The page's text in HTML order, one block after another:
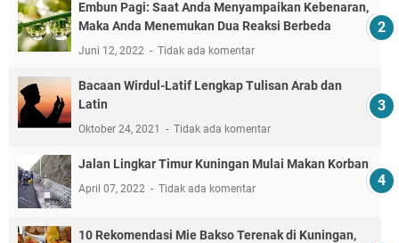
Embun Pagi: Saat Anda Menyampaikan Kebenaran,
Maka Anda Menemukan Dua Reaksi Berbeda
Juni 12, 2022 Tidak ada komentar
Bacaan Wirdul-Latif Lengkap Tulisan Arab dan
Latin
Oktober 24, 2021 Tidak ada komentar
Jalan Lingkar Timur Kuningan Mulai Makan Korban
April 07, 2022 Tidak ada komentar
10 Rekomendasi Mie Bakso Terenak di Kuningan,